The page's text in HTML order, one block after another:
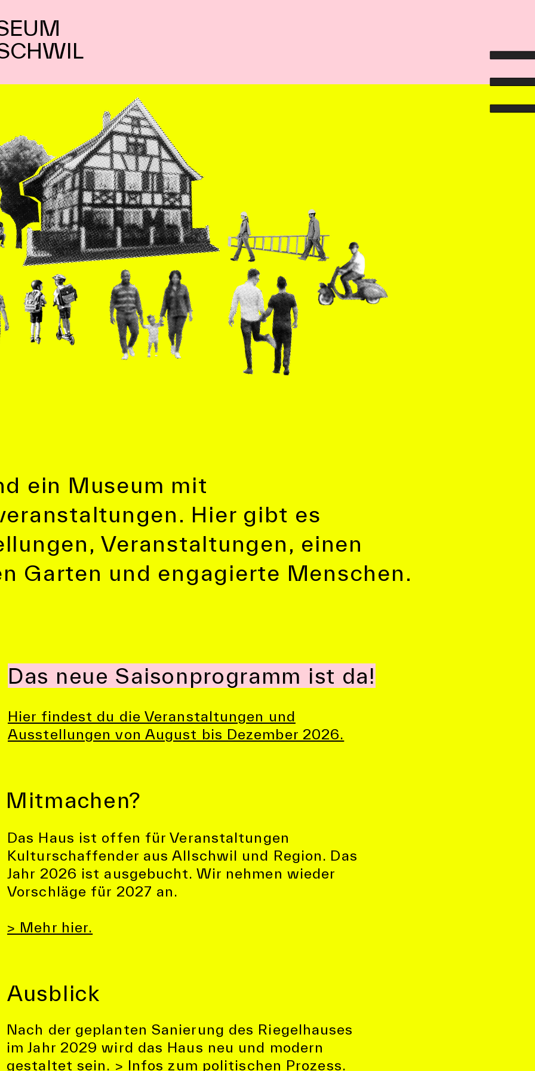
Dein Haus –
ein Museum mit
Hier gibt es
Veranstaltungen, einen
Garten und engagierte Menschen.
Das neue Saisonprogramm ist da!
Hier findest du die Veranstaltungen und
Ausstellungen von August bis Dezember 2026.
Mitmachen?
Das Haus ist offen für Veranstaltungen
Kulturschaffender aus Allschwil und Region. Das
Jahr 2026 ist ausgebucht. Wir nehmen wieder
Vorschläge für 2027 an.
> Mehr hier.
Ausblick
Nach der geplanten Sanierung des Riegelhauses
im Jahr 2029 wird das Haus neu und modern
gestaltet sein. > Infos zum politischen Prozess.